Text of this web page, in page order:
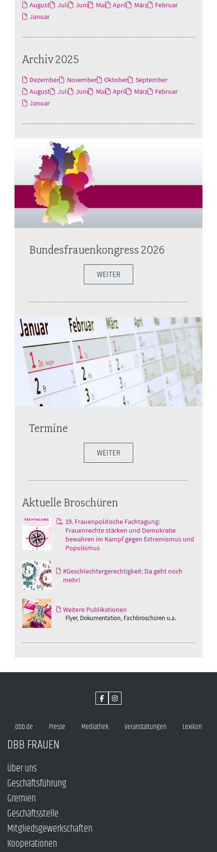
August Juli Juni Mai April März
Februar
Januar
Archiv 2025
Dezember November Oktober
September
August
Juli Juni Mai April März
Februar
Januar
Bundesfrauenkongress 2026
WEITER
Termine
WEITER
Aktuelle Broschüren
19. Frauenpolitische Fachtagung:
Frauenrechte stärken und Demokratie
bewahren im Kampf gegen Extremismus und
Populismus
#Geschlechtergerechtigkeit: Da geht noch
mehr!
Weitere Publikationen
Flyer, Dokumentation, Fachbroschüren u.a.
dbb.de Presse Mediathek Veranstaltungen Lexikon
DBB FRAUEN
Über uns
Geschäftsführung
Gremien
Geschäftsstelle
Mitgliedsgewerkschaften
Kooperationen